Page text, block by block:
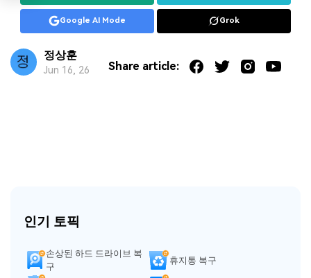
Google AI Mode Grok
정상훈
Jun 16, 26 Share article:
인기 토픽
손상된 하드 드라이브 복
구
휴지통 복구